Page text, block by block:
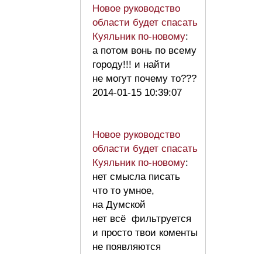
Новое руководство
области будет спасать
Куяльник по-новому:
а потом вонь по всему
городу!!! и найти
не могут почему то???
2014-01-15 10:39:07
Новое руководство
области будет спасать
Куяльник по-новому:
нет смысла писать
что то умное,
на Думской
нет всё фильтруется
и просто твои коменты
не появляются